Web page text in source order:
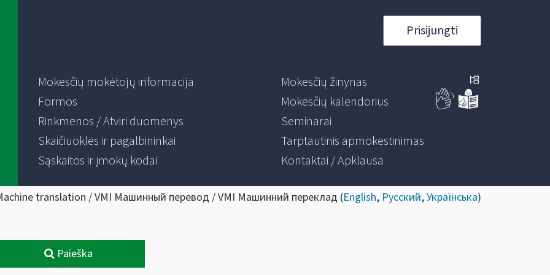
Prisijungti
Mokesčių mokėtojų informacija
Formos
Rinkmenos / Atviri duomenys
Skaičiuoklės ir pagalbininkai
Sąskaitos ir įmokų kodai
Mokesčių žinynas
Mokesčių kalendorius
Seminarai
Tarptautinis apmokestinimas
Kontaktai / Apklausa
translation / VMI Машинный перевод / VMI Машинний переклад (English, Русский,Українська)
Paieška